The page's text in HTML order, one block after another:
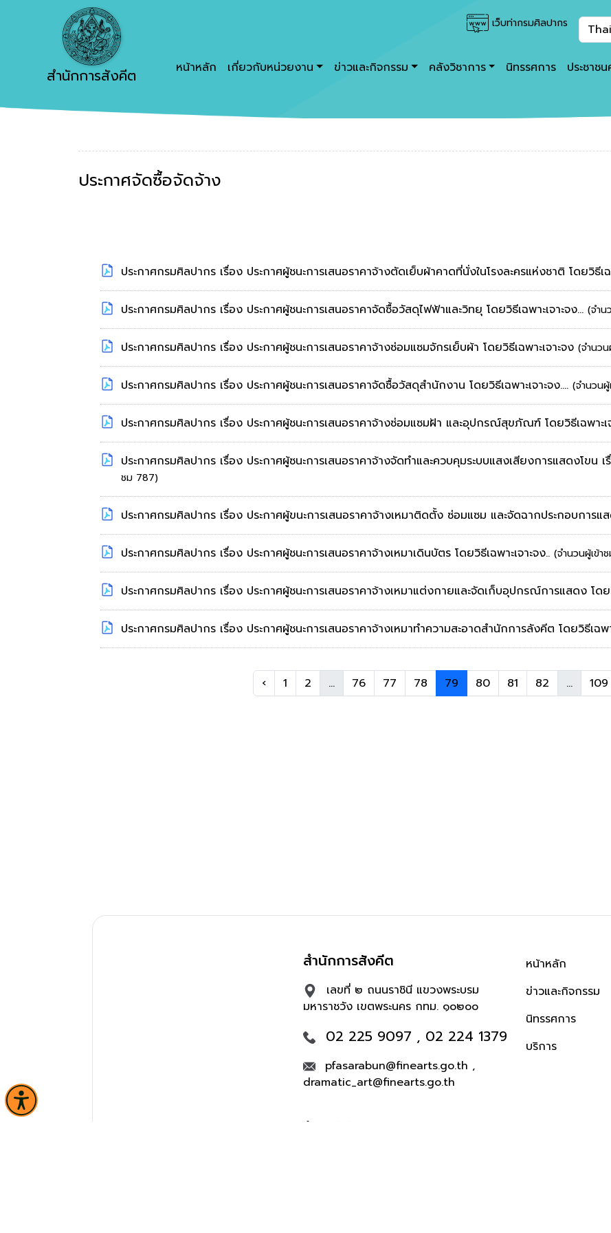
เว็บท่ากรมศิลปากร
สำนักการสังคีต หน้าหลัก เกี่ยวกับหน่วยงาน ข่าวและกิจกรรม คลังวิชาการ นิทรรศการ ประชาช
ประกาศจัดซื้อจัดจ้าง
ประกาศกรมศิลปากร เรื่อง ประกาศผู้ชนะการเสนอราคาจ้างตัดเย็บผ้าคาดที่นั่งในโรงละครแห่งชาติ โดยวิธีเฉ
ประกาศกรมศิลปากร เรื่อง ประกาศผู้ชนะการเสนอราคาจัดซื้อวัสดุไฟฟ้าและวิทยุ โดยวิธีเฉพาะเจาะจง... (จำน
ประกาศกรมศิลปากร เรื่อง ประกาศผู้ชนะการเสนอราคาจ้างซ่อมแซมจักรเย็บผ้า โดยวิธีเฉพาะเจาะจง (จำนวน
ประกาศกรมศิลปากร เรื่อง ประกาศผู้ชนะการเสนอราคาจัดซื้อวัสดุสำนักงาน โดยวิธีเฉพาะเจาะจง.... (จำนวน
ประกาศกรมศิลปากร เรื่อง ประกาศผู้ชนะการเสนอราคาจ้างซ่อมแซมฝ้า และอุปกรณ์สุขภัณฑ์ โดยวิธีเฉพาะเ
ประกาศกรมศิลปากร เรื่อง ประกาศผู้ซนะการเสนอราคาจ้างจัดทำและควบคุมระบบแสงเสียงการแสดงโขน เ
ชม 787)
ประกาศกรมศิลปากร เรื่อง ประกาศผู้ขนะการเสนอราคาจ้างเหมาติดตั้ง ซ่อมแซม และจัดฉากประกอบการแส
ประกาศกรมศิลปากร เรื่อง ประกาศผู้ชนะการเสนอราคาจ้างเหมาเดินบัตร โดยวิธีเฉพาะเจาะจง.. (จำนวนผู้เข้า
ประกาศกรมศิลปากร เรื่อง ประกาศผู้ชนะการเสนอราคาจ้างเหมาแต่งกายและจัดเก็บอุปกรณ์การแสดง โดยวิ
ประกาศกรมศิลปากร เรื่อง ประกาศผู้ชนะการเสนอราคาจ้างเหมาทำความสะอาดสำนักการลังคีต โดยวิธีเฉพา
‹ 1 2 ... 76 77 78 79 80 81 82 ... 109
สำนักการสังคีต
เลขที่ ๒ ถนนราชินี แขวงพระบรม
มหาราชวัง เขตพระนคร กทม. ๑๐๒๐๐
02 225 9097 , 02 224 1379
pfasarabun@finearts.go.th ,
dramatic_art@finearts.go.th
จำนวนผู้เข้าชม 504,316 คน
หน้าหลัก
ข่าวและกิจกรรม
นิทรรศการ
บริการ